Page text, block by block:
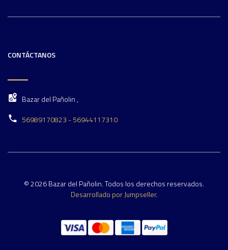
CONTÁCTANOS
Bazar del Pañolin ,
56989170823 - 56944117310
© 2026 Bazar del Pañolin. Todos los derechos reservados.
Desarrollado por Jumpseller.